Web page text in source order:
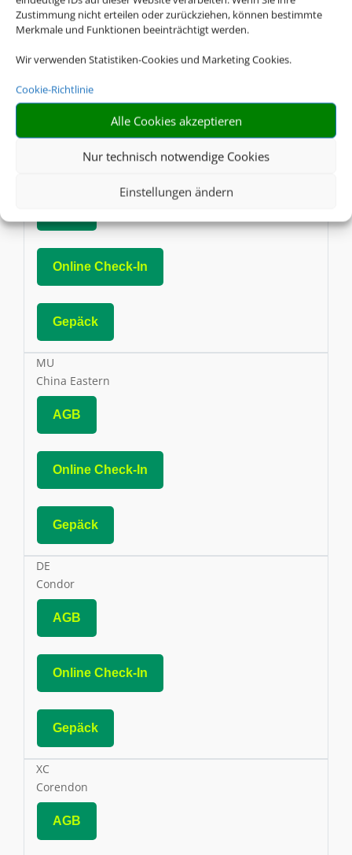
Zustimmung nicht erteilen oder zurückziehen, können bestimmte
Merkmale und Funktionen beeinträchtigt werden.
Wir verwenden Statistiken-Cookies und Marketing Cookies.
Cookie-Richtlinie
Alle Cookies akzeptieren
Nur technisch notwendige Cookies
Einstellungen ändern
AGB
Online Check-In
Online Check-In
Gepäck
MU
China Eastern
AGB
Online Check-In
Gepäck
DE
Condor
AGB
Online Check-In
Gepäck
XC
Corendon
AGB